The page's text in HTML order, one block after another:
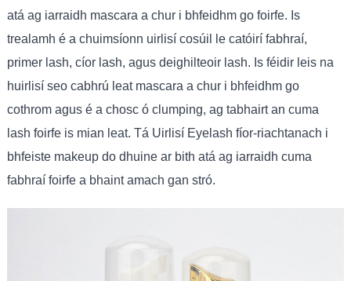
atá ag iarraidh mascara a chur i bhfeidhm go foirfe. Is
trealamh é a chuimsíonn uirlisí cosúil le catóirí fabhraí,
primer lash, cíor lash, agus deighilteoir lash. Is féidir leis na
huirlisí seo cabhrú leat mascara a chur i bhfeidhm go
cothrom agus é a chosc ó clumping, ag tabhairt an cuma
lash foirfe is mian leat. Tá Uirlisí Eyelash fíor-riachtanach i
bhfeiste makeup do dhuine ar bith atá ag iarraidh cuma
fabhraí foirfe a bhaint amach gan stró.